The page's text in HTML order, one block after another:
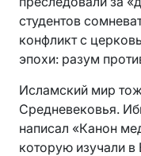
студентов
конфликт с
эпохи: разум
Исламский мир
Средневековья.
написал «Канон
которую изучали